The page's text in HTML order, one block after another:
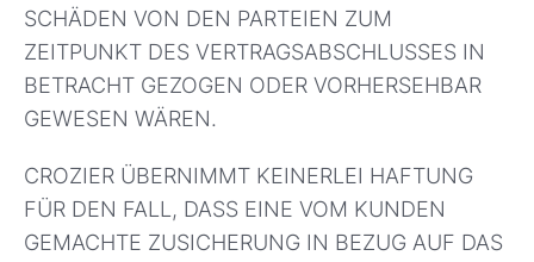
SCHÄDEN VON DEN PARTEIEN ZUM
ZEITPUNKT DES VERTRAGSABSCHLUSSES IN
BETRACHT GEZOGEN ODER VORHERSEHBAR
GEWESEN WÄREN.
CROZIER ÜBERNIMMT KEINERLEI HAFTUNG
FÜR DEN FALL, DASS EINE VOM KUNDEN
GEMACHTE ZUSICHERUNG IN BEZUG AUF DAS